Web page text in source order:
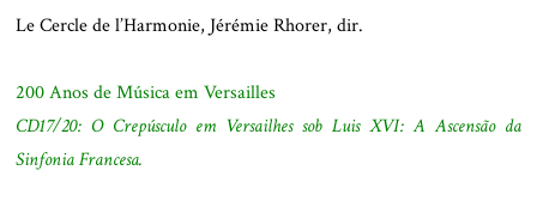
Le Cercle de l’Harmonie, Jérémie Rhorer, dir.
200 Anos de Música em Versailles
CD17/20: O Crepúsculo em Versailhes sob Luis XVI: A Ascensão da
Sinfonia Francesa.